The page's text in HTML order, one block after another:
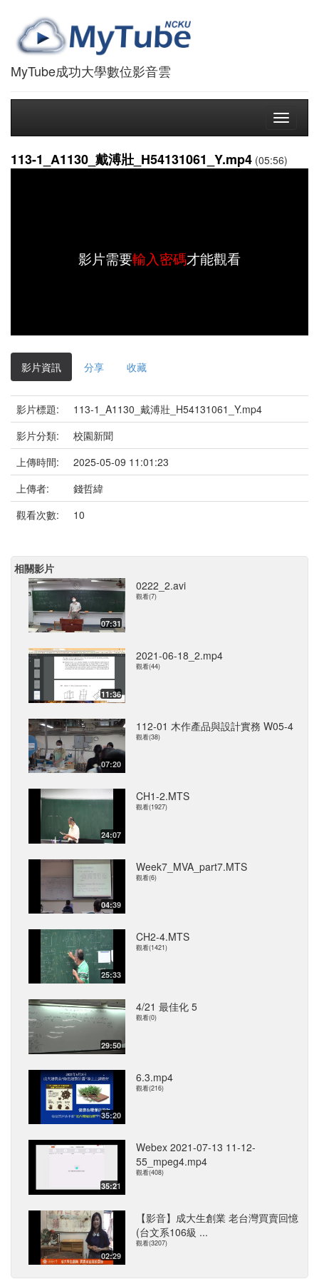
MyTube成功大學數位影音雲
Toggle
113-1_A1130_戴溥壯_H54131061_Y.mp4 (05:56)
影片需要輸入密碼才能觀看
影片資訊 分享 收藏
影片標題:
113-1_A1130_戴溥壯_H54131061_Y.mp4
影片分類:
校園新聞
上傳時間:
2025-05-09 11:01:23
上傳者:
錢哲緯
觀看次數:
10
相關影片
07:31
0222_2.avi
觀看(7)
11:36
2021-06-18_2.mp4
觀看(44)
07:20
112-01 木作產品與設計實務 W05-4
觀看(38)
24:07
CH1-2.MTS
觀看(1927)
04:39
Week7_MVA_part7.MTS
觀看(6)
25:33
CH2-4.MTS
觀看(1421)
29:50
4/21 最佳化 5
觀看(0)
35:20
6.3.mp4
觀看(216)
35:21
Webex 2021-07-13 11-12-
55_mpeg4.mp4
觀看(408)
02:29
【影音】成大生創業 老台灣買賣回憶
(台文系106級 ...
觀看(3207)